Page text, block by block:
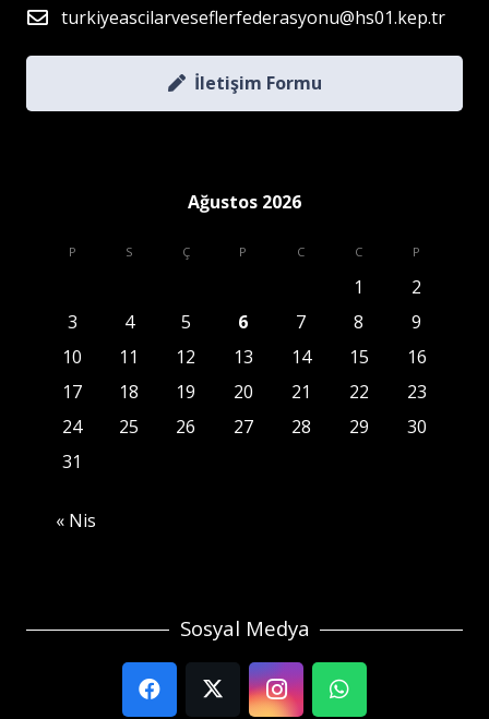
turkiyeascilarveseflerfederasyonu@hs01.kep.tr
İletişim Formu
Ağustos 2026
P S Ç P C C P
1
2
3
4 5 6 7 8
9
10
11 12 13 14 15
16
17
18 19 20 21 22
23
24
25 26 27 28 29
30
31
« Nis
Sosyal Medya